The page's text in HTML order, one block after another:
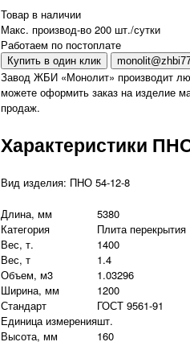
Товар в наличии
Макс. производ-во 200 шт./сутки
Работаем по постоплате
Купить в один клик
Завод ЖБИ «Монолит» производит
можете оформить заказ на изделие
продаж.
Характеристики
Вид изделия: ПНО 54-12-8
Длина, мм
5380
Категория
Плита перекрытия
Вес, т.
1400
Вес, т
1.4
Объем, м3
1.03296
Ширина, мм
1200
Стандарт
ГОСТ 9561-91
Единица измеренияшт.
Высота, мм
160